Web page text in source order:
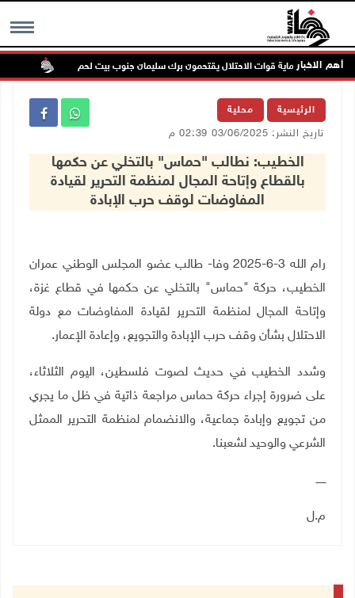
MENU أهم الاخباربحماية قوات الاحتلال يقتحمون برك سليمان جنوب بيت لحم
الرئيسية محلية
تاريخ النشر: 03/06/2025 02:39 م
الخطيب: نطالب "حماس" بالتخلي عن حكمها
بالقطاع وإتاحة المجال لمنظمة التحرير لقيادة
المفاوضات لوقف حرب الإبادة
رام الله 3-6-2025 وفا- طالب عضو المجلس الوطني عمران
الخطيب، حركة "حماس" بالتخلي عن حكمها في قطاع غزة،
وإتاحة المجال لمنظمة التحرير لقيادة المفاوضات مع دولة
الاحتلال بشأن وقف حرب الإبادة والتجويع، وإعادة الإعمار.
وشدد الخطيب في حديث لصوت فلسطين، اليوم الثلاثاء،
على ضرورة إجراء حركة حماس مراجعة ذاتية في ظل ما يجري
من تجويع وإبادة جماعية، والانضمام لمنظمة التحرير الممثل
الشرعي والوحيد لشعبنا.
ــــــ
م.ل